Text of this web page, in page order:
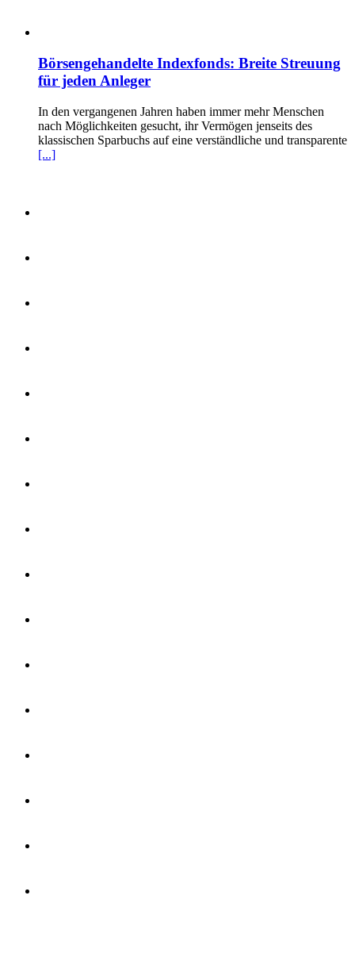
Börsengehandelte Indexfonds: Breite Streuung
für jeden Anleger
In den vergangenen Jahren haben immer mehr Menschen
nach Möglichkeiten gesucht, ihr Vermögen jenseits des
klassischen Sparbuchs auf eine verständliche und transparente
[...]